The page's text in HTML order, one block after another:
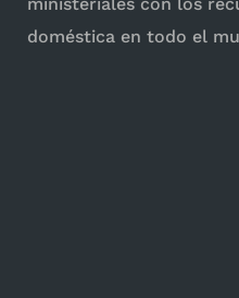
doméstica en todo el